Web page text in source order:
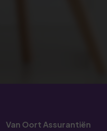
Van Oort Assurantiën